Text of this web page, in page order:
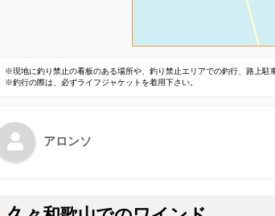
※現地に釣り禁止の看板のある場所や、釣り禁止エリアでの釣行、路上駐
※釣行の際は、必ずライフジャケットを着用下さい。
アロンソ